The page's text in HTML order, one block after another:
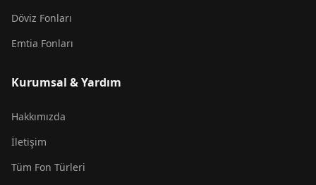
Döviz Fonları
Emtia Fonları
Kurumsal & Yardım
Hakkımızda
İletişim
Tüm Fon Türleri